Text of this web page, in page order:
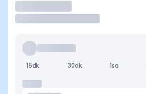
15dk 30dk 1sa